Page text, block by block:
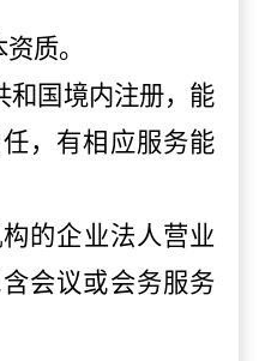
质。
和国境内注册， 能
，有相应服务能
的企业法人营业
会议或会务服务